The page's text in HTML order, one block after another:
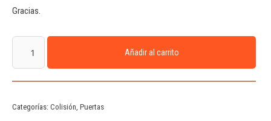
Gracias.
Añadir al carrito
Categorías: Colisión Puertas